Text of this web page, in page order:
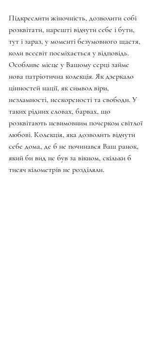
Підкреслити жіночність, дозволити собі
розквітати, нарешті відчути себе і бути,
тут і зараз, у моменті безумовного щастя,
коли всесвіт посміхається у відповідь.
Особливе місце у Вашому серці займе
нова патріотична колекція. Як дзеркало
цінностей нації, як символ віри,
незламності, нескореності та свободи. У
таких рідних словах, барвах, що
розквітають невимовним почерком світлої
любові. Колекція, яка дозволить відчути
себе дома, де б не починався Ваш ранок,
який би вид не був за вікном, скільки б
тисяч кілометрів не розділяли.